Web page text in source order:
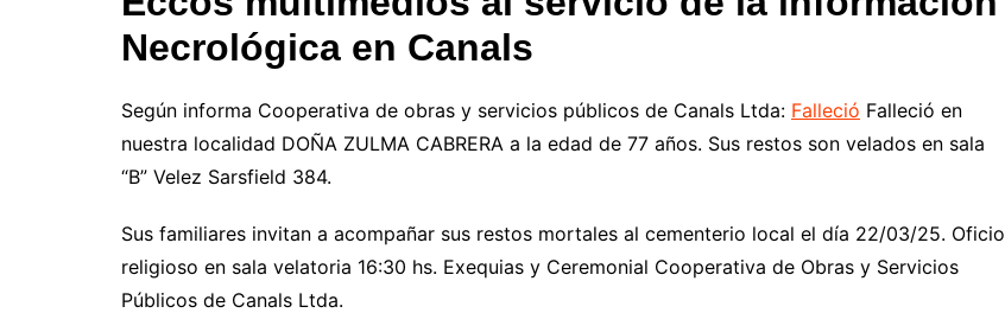
Necrológica en Canals
Según informa Cooperativa de obras y servicios públicos de Canals Ltda: Falleció Falleció en
nuestra localidad DOÑA ZULMA CABRERA a la edad de 77 años. Sus restos son velados en sala
“B” Velez Sarsfield 384.
Sus familiares invitan a acompañar sus restos mortales al cementerio local el día 22/03/25. Oficio
religioso en sala velatoria 16:30 hs. Exequias y Ceremonial Cooperativa de Obras y Servicios
Públicos de Canals Ltda.